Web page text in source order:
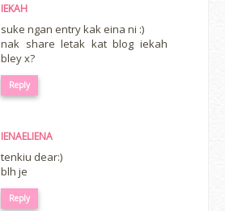
IEKAH
suke ngan entry kak eina ni :)
nak share letak kat blog iekah
bley x?
Reply
IENAELIENA
tenkiu dear:)
blh je
Reply